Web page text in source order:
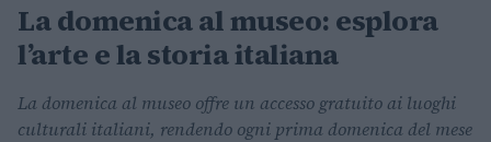
La domenica al museo: esplora
l’arte e la storia italiana
La domenica al museo offre un accesso gratuito ai luoghi
culturali italiani, rendendo ogni prima domenica del mese